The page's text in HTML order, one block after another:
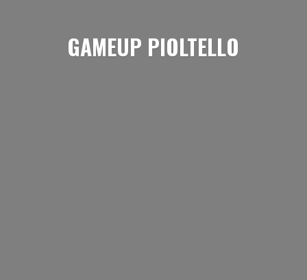
GAMEUP PIOLTELLO